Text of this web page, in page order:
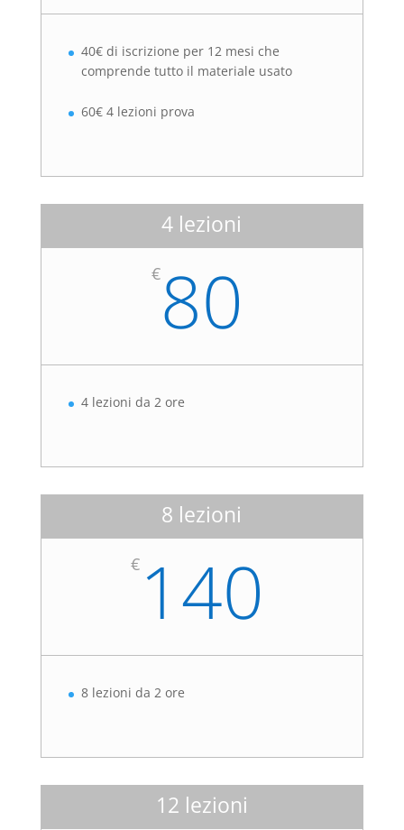
40€ di iscrizione per 12 mesi che
comprende tutto il materiale usato
60€ 4 lezioni prova
4 lezioni
€80
4 lezioni da 2 ore
8 lezioni
€140
8 lezioni da 2 ore
12 lezioni